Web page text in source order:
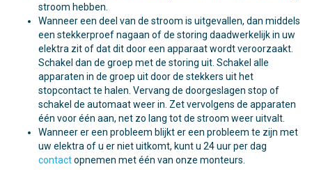
stroom hebben.
Wanneer een deel van de stroom is uitgevallen, dan middels
een stekkerproef nagaan of de storing daadwerkelijk in uw
elektra zit of dat dit door een apparaat wordt veroorzaakt.
Schakel dan de groep met de storing uit. Schakel alle
apparaten in de groep uit door de stekkers uit het
stopcontact te halen. Vervang de doorgeslagen stop of
schakel de automaat weer in. Zet vervolgens de apparaten
één voor één aan, net zo lang tot de stroom weer uitvalt.
Wanneer er een probleem blijkt er een probleem te zijn met
uw elektra of u er niet uitkomt, kunt u 24 uur per dag
contactopnemen met één van onze monteurs.